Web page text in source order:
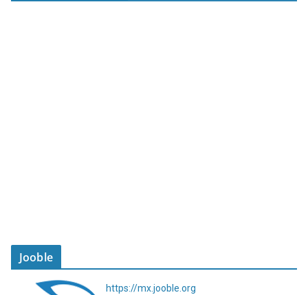
Jooble
https://mx.jooble.org